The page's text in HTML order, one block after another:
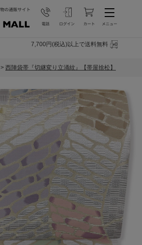
7,700円(税込)以上で送料無料
> 西陣袋帯『切継変り立涌紋』【帯屋捨松】